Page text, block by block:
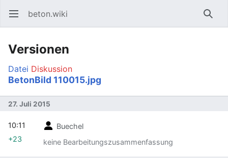
Hauptmenü öffnen beton.wiki
Versionen
Datei Diskussion
BetonBild 110015.jpg
27. Juli 2015
Buechel
keine Bearbeitungszusammenfassung
10:11
+23